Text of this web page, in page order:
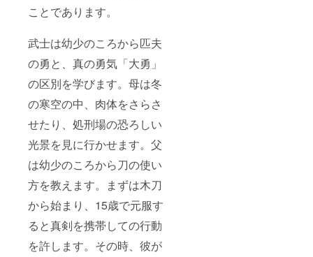
ことであります。
武士は幼少のころから匹夫
の勇と、真の勇気「大勇」
の区別を学びます。母は冬
の寒空の中、肉体をさらさ
せたり、処刑場の恐ろしい
光景を見に行かせます。父
は幼少のころから刀の使い
方を教えます。まずは木刀
から始まり、15歳で元服す
ると真剣を携帯しての行動
を許します。その時、彼が